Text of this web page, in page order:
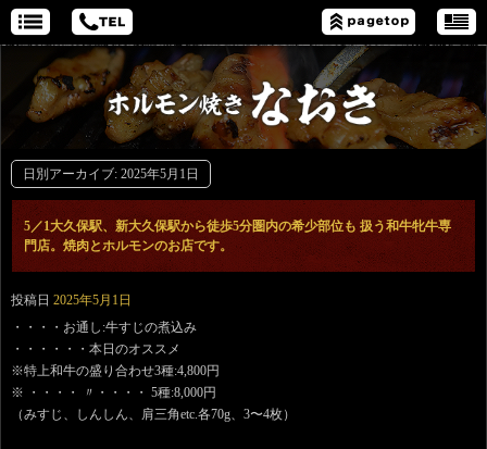
日別アーカイブ: 2025年5月1日
5／1大久保駅、新大久保駅から徒歩5分圏内の希少部位も 扱う和牛牝牛専
門店。焼肉とホルモンのお店です。
投稿日 2025年5月1日
・・・・お通し:牛すじの煮込み
・・・・・・本日のオススメ
※特上和牛の盛り合わせ3種:4,800円
※ ・・・・ 〃・・・・ 5種:8,000円
（みすじ、しんしん、肩三角etc.各70g、3〜4枚）